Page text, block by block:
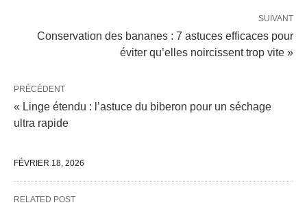
SUIVANT
Conservation des bananes : 7 astuces efficaces pour
éviter qu’elles noircissent trop vite »
PRÉCÉDENT
« Linge étendu : l’astuce du biberon pour un séchage
ultra rapide
FÉVRIER 18, 2026
RELATED POST